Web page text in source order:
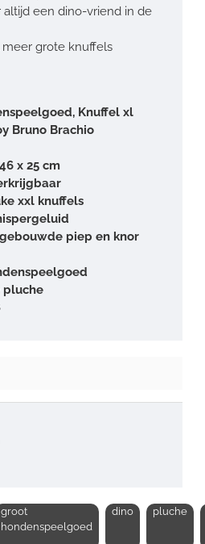
altijd een dino-vriend in de
grote knuffels
Knuffel xl
Bruno Brachio
x 25 cm
xxl knuffels
piep en knor
pluche
groot
hondenspeelgoed
dino pluche